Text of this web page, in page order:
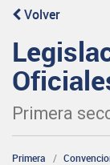
Volver
Primera
Primera